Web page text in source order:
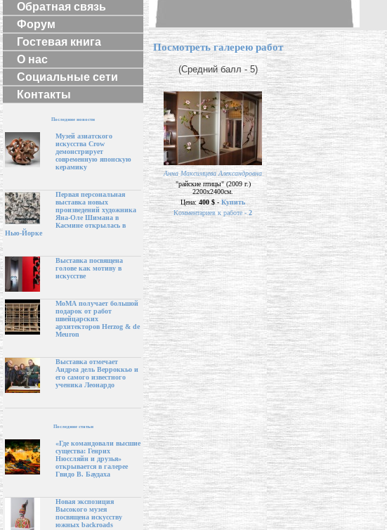
Обратная связь
Форум
Гостевая книга
О нас
Социальные сети
Контакты
Последние новости
Музей азиатского
искусства Crow
демонстрирует
современную японскую
керамику
Первая персональная
выставка новых
произведений художника
Яна-Оле Шимана в
Касмине открылась в
Нью-Йорке
Выставка посвящена
голове как мотиву в
искусстве
МоМА получает большой
подарок от работ
швейцарских
архитекторов Herzog & de
Meuron
Выставка отмечает
Андреа дель Верроккьо и
его самого известного
ученика Леонардо
Последние статьи
«Где командовали высшие
существа: Генрих
Нюссляйн и друзья»
открывается в галерее
Гвидо В. Баудаха
Новая экспозиция
Высокого музея
посвящена искусству
южных backroads
Посмотреть галерею работ
(Средний балл - 5)
Анна Максимцева Александровна
"райские птицы" (2009 г.)
2200х2400см.
Цена:400 $ - Купить
Комментариев к работе -2